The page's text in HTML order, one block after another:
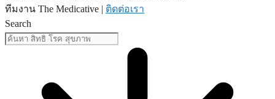
ทีมงาน The Medicative | ติดต่อเรา
Search